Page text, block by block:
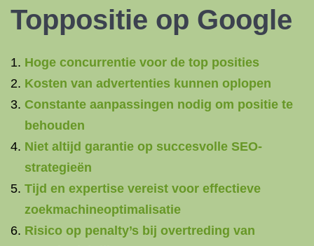
Toppositie op Google
Hoge concurrentie voor de top posities
Kosten van advertenties kunnen oplopen
Constante aanpassingen nodig om positie te
behouden
Niet altijd garantie op succesvolle SEO-
strategieën
Tijd en expertise vereist voor effectieve
zoekmachineoptimalisatie
Risico op penalty’s bij overtreding van